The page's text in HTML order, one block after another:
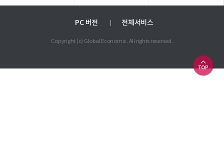
PC 버전 전체서비스
Copyright (c) Global Economic. All rights reserved.